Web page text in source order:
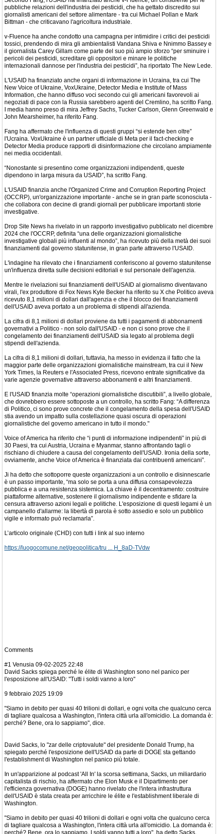
pubbliche relazioni dell'industria dei pesticidi, che ha gettato discredito sui
giornalisti americani del settore alimentare - tra cui Michael Pollan e Mark
Bittman - che criticavano l'agricoltura industriale.
v-Fluence ha anche condotto una campagna per intimidire i critici dei pesticidi
tossici, prendendo di mira gli ambientalisti Vandana Shiva e Nnimmo Bassey e
il giornalista Carey Gillam come parte del suo più ampio sforzo “per sminuire i
pericoli dei pesticidi, screditare gli oppositori e minare le politiche
internazionali dannose per l'industria dei pesticidi”, ha riportato The New Lede.
L'USAID ha finanziato anche organi di informazione in Ucraina, tra cui The
New Voice of Ukraine, VoxUkraine, Detector Media e Institute of Mass
Information, che hanno diffuso voci secondo cui gli americani favorevoli ai
negoziati di pace con la Russia sarebbero agenti del Cremlino, ha scritto Fang.
I media hanno preso di mira Jeffrey Sachs, Tucker Carlson, Glenn Greenwald e
John Mearsheimer, ha riferito Fang.
Fang ha affermato che l'influenza di questi gruppi “si estende ben oltre”
l'Ucraina. VoxUkraine è un partner ufficiale di Meta per il fact-checking e
Detector Media produce rapporti di disinformazione che circolano ampiamente
nei media occidentali.
“Nonostante si presentino come organizzazioni indipendenti, queste
dipendono in larga misura da USAID”, ha scritto Fang.
L'USAID finanzia anche l'Organized Crime and Corruption Reporting Project
(OCCRP), un'organizzazione importante - anche se in gran parte sconosciuta -
che collabora con decine di grandi giornali per pubblicare importanti storie
investigative.
Drop Site News ha rivelato in un rapporto investigativo pubblicato nel dicembre
2024 che l'OCCRP, definita “una delle organizzazioni giornalistiche
investigative globali più influenti al mondo”, ha ricevuto più della metà dei suoi
finanziamenti dal governo statunitense, in gran parte attraverso l'USAID.
L'indagine ha rilevato che i finanziamenti conferiscono al governo statunitense
un'influenza diretta sulle decisioni editoriali e sul personale dell'agenzia.
Mentre le rivelazioni sui finanziamenti dell'USAID al giornalismo diventavano
virali, l'ex produttore di Fox News Kyle Becker ha riferito su X che Politico aveva
ricevuto 8,1 milioni di dollari dall'agenzia e che il blocco dei finanziamenti
dell'USAID aveva portato a un problema di stipendi all'azienda.
La cifra di 8,1 milioni di dollari proviene da tutti i pagamenti di abbonamenti
governativi a Politico - non solo dall'USAID - e non ci sono prove che il
congelamento dei finanziamenti dell'USAID sia legato al problema degli
stipendi dell'azienda.
La cifra di 8,1 milioni di dollari, tuttavia, ha messo in evidenza il fatto che la
maggior parte delle organizzazioni giornalistiche mainstream, tra cui il New
York Times, la Reuters e l'Associated Press, ricevono entrate significative da
varie agenzie governative attraverso abbonamenti e altri finanziamenti.
E l'USAID finanzia molte “operazioni giornalistiche discutibili”, a livello globale,
che dovrebbero essere sottoposte a un controllo, ha scritto Fang: “A differenza
di Politico, ci sono prove concrete che il congelamento della spesa dell'USAID
stia avendo un impatto sulla costellazione quasi oscura di operazioni
giornalistiche del governo americano in tutto il mondo."
Voice of America ha riferito che “i punti di informazione indipendenti” in più di
30 Paesi, tra cui Austria, Ucraina e Myanmar, stanno affrontando tagli o
rischiano di chiudere a causa del congelamento dell'USAID. Ironia della sorte,
ovviamente, anche Voice of America è finanziata dai contribuenti americani”.
Ji ha detto che sottoporre queste organizzazioni a un controllo e disinnescarle
è un passo importante, “ma solo se porta a una diffusa consapevolezza
pubblica e a una resistenza sistemica. La chiave è il decentramento: costruire
piattaforme alternative, sostenere il giornalismo indipendente e sfidare la
censura attraverso azioni legali e politiche. L'esposizione di questi legami è un
campanello d'allarme: la libertà di parola è sotto assedio e solo un pubblico
vigile e informato può reclamarla”.
L’articolo originale (CHD) con tutti i link al suo interno
https://luogocomune.net/geopolitica/tru ... H_8aD-TVdw
Comments
#1 Venusia 09-02-2025 22:48
David Sacks spiega perché le élite di Washington sono nel panico per
l'esposizione all'USAID: "Tutti i soldi vanno a loro"
9 febbraio 2025 19:09
"Siamo in debito per quasi 40 trilioni di dollari, e ogni volta che qualcuno cerca
di tagliare qualcosa a Washington, l'intera città urla all'omicidio. La domanda è:
perché? Bene, ora lo sappiamo", dice.
David Sacks, lo "zar delle criptovalute" del presidente Donald Trump, ha
spiegato perché l'esposizione dell'USAID da parte di DOGE sta gettando
l'establishment di Washington nel panico più totale.
In un'apparizione al podcast 'All In' la scorsa settimana, Sacks, un miliardario
capitalista di rischio, ha affermato che Elon Musk e il Dipartimento per
l'efficienza governativa (DOGE) hanno rivelato che l'intera infrastruttura
dell'USAID è stata creata per arricchire le élite e l'establishment liberale di
Washington.
"Siamo in debito per quasi 40 trilioni di dollari e ogni volta che qualcuno cerca
di tagliare qualcosa a Washington, l'intera città urla all'omicidio. La domanda è:
perché? Bene, ora lo sappiamo. I soldi vanno tutti a loro", ha detto Sacks.